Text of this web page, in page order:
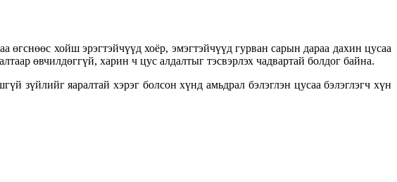
өгснөөс хойш эрэгтэйчүүд хоёр, эмэгтэйчүүд гурван сарын дараа дахин цусаа
өвчилдөггүй, харин ч цус алдалтыг тэсвэрлэх чадвартай болдог байна.
зүйлийг яаралтай хэрэг болсон хүнд амьдрал бэлэглэн цусаа бэлэглэгч хүн